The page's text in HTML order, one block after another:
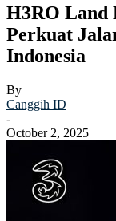
H3RO Land
Perkuat
Indonesia
By
Canggih ID
-
October 2, 2025